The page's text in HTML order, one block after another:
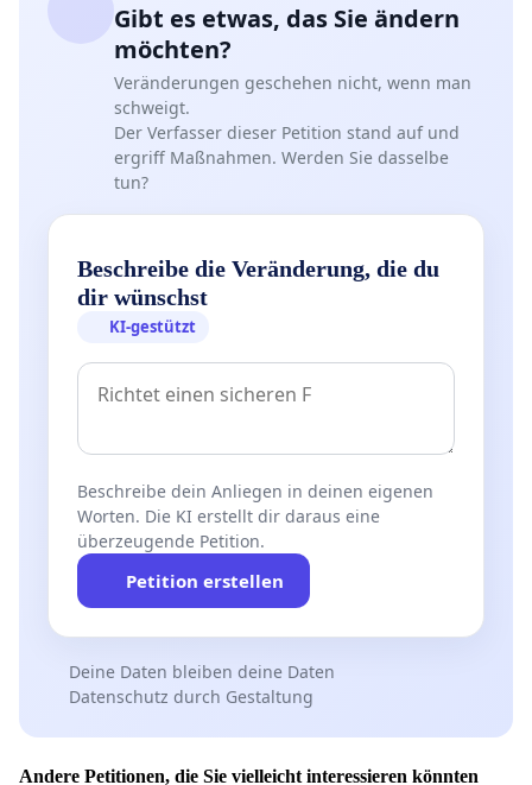
Gibt es etwas, das Sie ändern
möchten?
Veränderungen geschehen nicht, wenn man
schweigt.
Der Verfasser dieser Petition stand auf und
ergriff Maßnahmen. Werden Sie dasselbe
tun?
Beschreibe die Veränderung, die du
dir wünschst
KI-gestützt
Beschreibe dein Anliegen in deinen eigenen
Worten. Die KI erstellt dir daraus eine
überzeugende Petition.
Petition erstellen
Deine Daten bleiben deine Daten
Datenschutz durch Gestaltung
Andere Petitionen, die Sie vielleicht interessieren könnten